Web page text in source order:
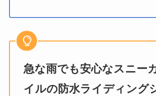
急な雨でも安心なスニー
イルの防水ライディング